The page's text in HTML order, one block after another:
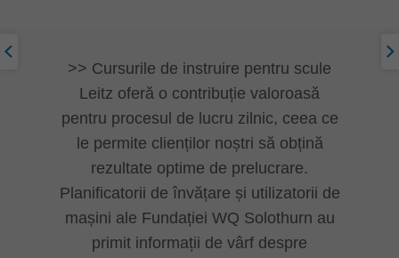
Cursurile de instruire pentru scule
Leitz oferă o contribuție valoroasă
pentru procesul de lucru zilnic, ceea ce
le permite clienților noștri să obțină
rezultate optime de prelucrare.
Planificatorii de învățare și utilizatorii de
mașini ale Fundației WQ Solothurn au
primit informații de vârf despre